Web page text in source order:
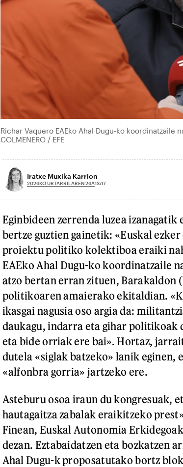
Richar Vaquero EAEko Ahal Dugu-ko koordinatzaile
COLMENERO / EFE
Iratxe Muxika Karrion
2026KO URTARRILAREN 26A13:17
Eginbideen zerrenda luzea
bertze guztien gainetik: «Euskal
proiektu politiko kolektiboa eraiki
EAEko Ahal Dugu-ko koordinatzaile
atzo bertan erran zituen, Barakaldon
politikoaren amaierako ekitaldian.
ikasgai nagusia oso argia da:
daukagu, indarra eta gihar politikoak
eta bide orriak ere bai». Hortaz,
dutela «siglak batzeko» lanik eginen,
«alfonbra gorria» jartzeko ere.
Asteburu osoa iraun du kongresuak,
hautagaitza zabalak eraikitzeko
Finean, Euskal Autonomia
dezan. Eztabaidatzen eta bozkatzen
Ahal Dugu-k proposatutako bortz